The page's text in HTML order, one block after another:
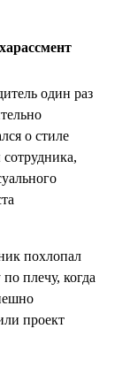
один раз
о стиле
похлопал
по плечу, когда
проект